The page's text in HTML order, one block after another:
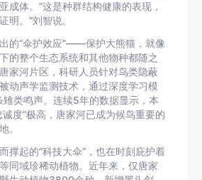
成体。“这是种群结构健康的表现，
明。”刘智说。
“伞护效应”——保护大熊猫，就像
的整个生态系统和其他物种都随之
家河片区，科研人员针对鸟类隐蔽
动声学监测技术，通过深度学习模
类鸣声。连续5年的数据显示，本
度”极高，唐家河已成为候鸟重要的
。
起的“科技大伞”，也在时刻庇护着
同域珍稀动植物。近年来，仅唐家